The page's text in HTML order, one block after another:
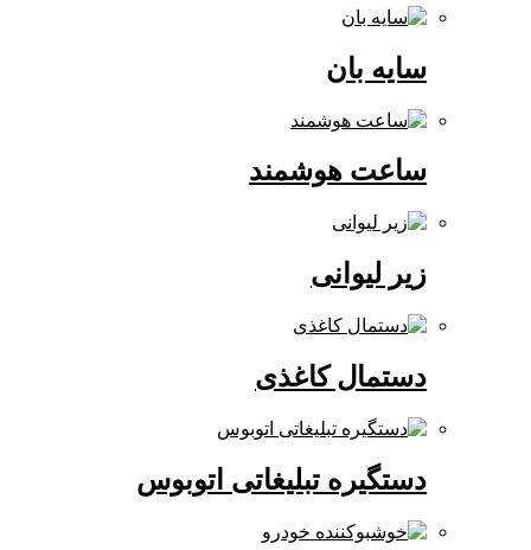
ساعت هوشمند
زیر لیوانی
دستمال کاغذی
دستگیره تبلیغاتی اتوبوس